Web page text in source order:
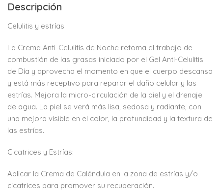
Descripción
Celulitis y estrías
La Crema Anti-Celulitis de Noche retoma el trabajo de
combustión de las grasas iniciado por el Gel Anti-Celulitis
de Día y aprovecha el momento en que el cuerpo descansa
y está más receptivo para reparar el daño celular y las
estrías. Mejora la micro-circulación de la piel y el drenaje
de agua. La piel se verá más lisa, sedosa y radiante, con
una mejora visible en el color, la profundidad y la textura de
las estrías.
Cicatrices y Estrías:
Aplicar la Crema de Caléndula en la zona de estrías y/o
cicatrices para promover su recuperación.